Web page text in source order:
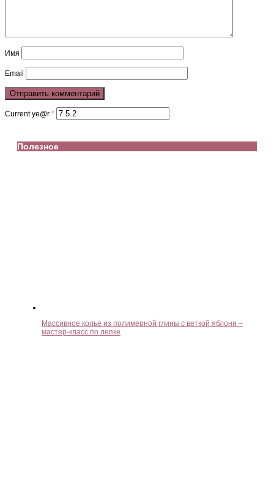
Имя
Email
Current ye@r *
Полезное
Массивное колье из полимерной глины с веткой яблони –
мастер-класс по лепке